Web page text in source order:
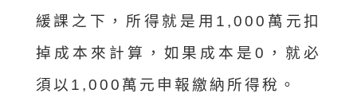
緩課之下，所得就是用1,000萬元扣
掉成本來計算，如果成本是0，就必
須以1,000萬元申報繳納所得稅。